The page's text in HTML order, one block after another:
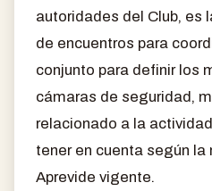
autoridades del Club, es
de encuentros para
conjunto para definir los
cámaras de seguridad,
relacionado a la
tener en cuenta según la
Aprevide vigente.